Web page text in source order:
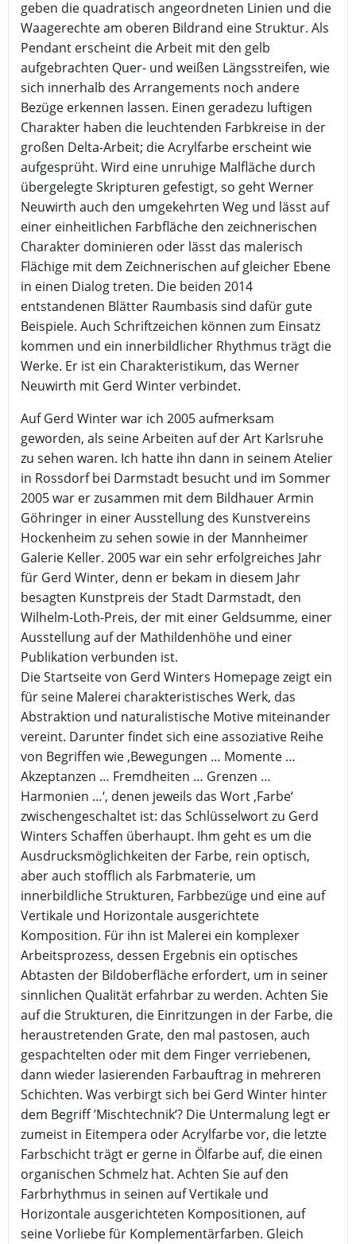
geben die quadratisch angeordneten Linien und die
Waagerechte am oberen Bildrand eine Struktur. Als
Pendant erscheint die Arbeit mit den gelb
aufgebrachten Quer- und weißen Längsstreifen, wie
sich innerhalb des Arrangements noch andere
Bezüge erkennen lassen. Einen geradezu luftigen
Charakter haben die leuchtenden Farbkreise in der
großen Delta-Arbeit; die Acrylfarbe erscheint wie
aufgesprüht. Wird eine unruhige Malfläche durch
übergelegte Skripturen gefestigt, so geht Werner
Neuwirth auch den umgekehrten Weg und lässt auf
einer einheitlichen Farbfläche den zeichnerischen
Charakter dominieren oder lässt das malerisch
Flächige mit dem Zeichnerischen auf gleicher Ebene
in einen Dialog treten. Die beiden 2014
entstandenen Blätter Raumbasis sind dafür gute
Beispiele. Auch Schriftzeichen können zum Einsatz
kommen und ein innerbildlicher Rhythmus trägt die
Werke. Er ist ein Charakteristikum, das Werner
Neuwirth mit Gerd Winter verbindet.
Auf Gerd Winter war ich 2005 aufmerksam
geworden, als seine Arbeiten auf der Art Karlsruhe
zu sehen waren. Ich hatte ihn dann in seinem Atelier
in Rossdorf bei Darmstadt besucht und im Sommer
2005 war er zusammen mit dem Bildhauer Armin
Göhringer in einer Ausstellung des Kunstvereins
Hockenheim zu sehen sowie in der Mannheimer
Galerie Keller. 2005 war ein sehr erfolgreiches Jahr
für Gerd Winter, denn er bekam in diesem Jahr
besagten Kunstpreis der Stadt Darmstadt, den
Wilhelm-Loth-Preis, der mit einer Geldsumme, einer
Ausstellung auf der Mathildenhöhe und einer
Publikation verbunden ist.
Die Startseite von Gerd Winters Homepage zeigt ein
für seine Malerei charakteristisches Werk, das
Abstraktion und naturalistische Motive miteinander
vereint. Darunter findet sich eine assoziative Reihe
von Begriffen wie ‚Bewegungen … Momente …
Akzeptanzen … Fremdheiten … Grenzen …
Harmonien …‘, denen jeweils das Wort ‚Farbe‘
zwischengeschaltet ist: das Schlüsselwort zu Gerd
Winters Schaffen überhaupt. Ihm geht es um die
Ausdrucksmöglichkeiten der Farbe, rein optisch,
aber auch stofflich als Farbmaterie, um
innerbildliche Strukturen, Farbbezüge und eine auf
Vertikale und Horizontale ausgerichtete
Komposition. Für ihn ist Malerei ein komplexer
Arbeitsprozess, dessen Ergebnis ein optisches
Abtasten der Bildoberfläche erfordert, um in seiner
sinnlichen Qualität erfahrbar zu werden. Achten Sie
auf die Strukturen, die Einritzungen in der Farbe, die
heraustretenden Grate, den mal pastosen, auch
gespachtelten oder mit dem Finger verriebenen,
dann wieder lasierenden Farbauftrag in mehreren
Schichten. Was verbirgt sich bei Gerd Winter hinter
dem Begriff ’Mischtechnik‘? Die Untermalung legt er
zumeist in Eitempera oder Acrylfarbe vor, die letzte
Farbschicht trägt er gerne in Ölfarbe auf, die einen
organischen Schmelz hat. Achten Sie auf den
Farbrhythmus in seinen auf Vertikale und
Horizontale ausgerichteten Kompositionen, auf
seine Vorliebe für Komplementärfarben. Gleich